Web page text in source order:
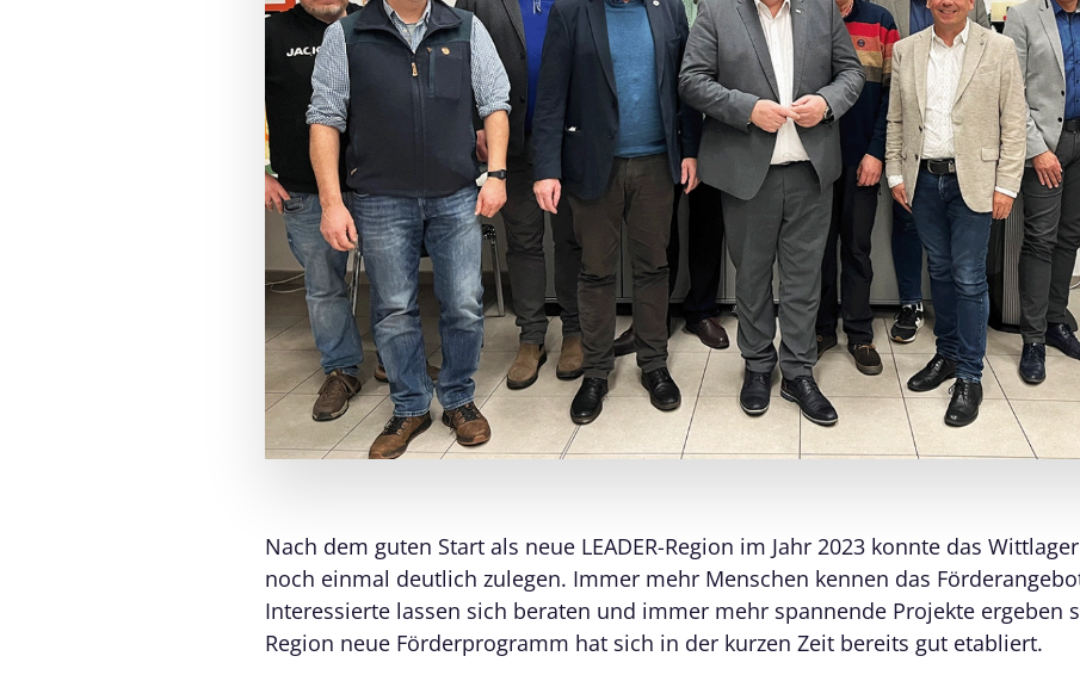
Nach dem guten Start als neue LEADER-Region im Jahr 2023 konnte das
noch einmal deutlich zulegen. Immer mehr Menschen kennen das
Interessierte lassen sich beraten und immer mehr spannende Projekte ergeben
Region neue Förderprogramm hat sich in der kurzen Zeit bereits gut etabliert.